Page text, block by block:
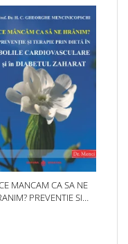
MANCAM CA SA NE
PREVENTIE SI
SI IN